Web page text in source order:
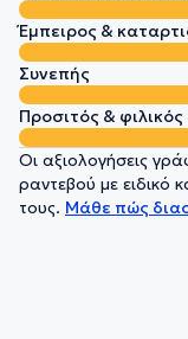
Έμπειρος &
Συνεπής
Προσιτός & φιλικός
Οι αξιολογήσεις
ραντεβού με ειδικό
τους. Μάθε πώς